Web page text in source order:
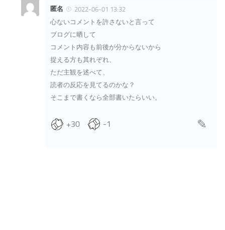
匿名
2022-06-01 13:32
心ないコメントを許さないと言って
ブログに晒して
コメント内容も前後が分からないから
捉える方も其れぞれ、
ただ主観を述べて、
読者の反応を見てるのかな？
そこまで書くなら全部書いたらいい。
+30 -1